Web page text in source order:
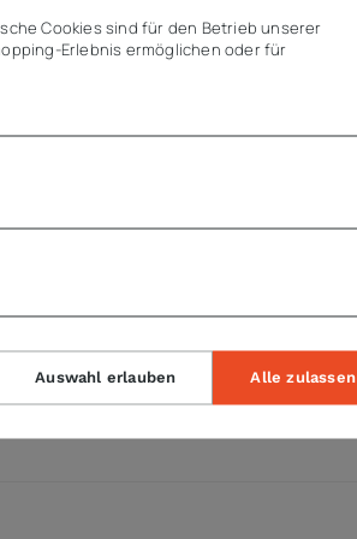
Cookies sind für den Betrieb unserer
Erlebnis ermöglichen oder für
Auswahl erlauben Alle zulassen